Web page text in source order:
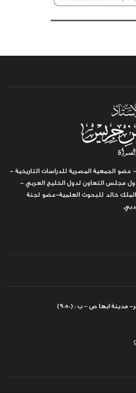
الجمعية المصرية للدراسات التاريخية -
مجلس التعاون لدول الخليج العربي -
خالد للبحوث العلمية-عضو لجنة
ابها ص – ب : (9050)